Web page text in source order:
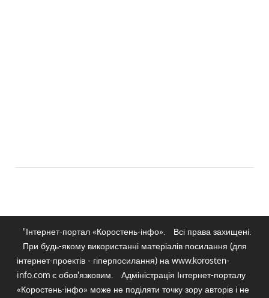
"Інтернет-портал «Коростень-інфо».
Всі права захищені.
При будь-якому використанні матеріалів посилання (для
інтернет-проектів - гіперпосилання) на www.korosten-
info.com є обов'язковим.
Адміністрація Інтернет-порталу
«Коростень-інфо» може не поділяти точку зору авторів і не